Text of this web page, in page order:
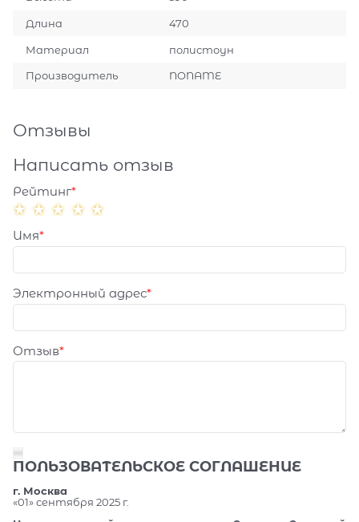
Длина 470
Материал полистоун
Производитель NONAME
Отзывы
Написать отзыв
Рейтинг
Имя
Электронный адрес
Отзыв
ПОЛЬЗОВАТЕЛЬСКОЕ СОГЛАШЕНИЕ
г. Москва
«01» сентября 2025 г.